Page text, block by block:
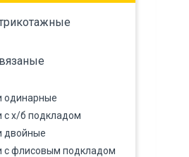
одинарные
с х/б подкладом
двойные
с флисовым подкладом